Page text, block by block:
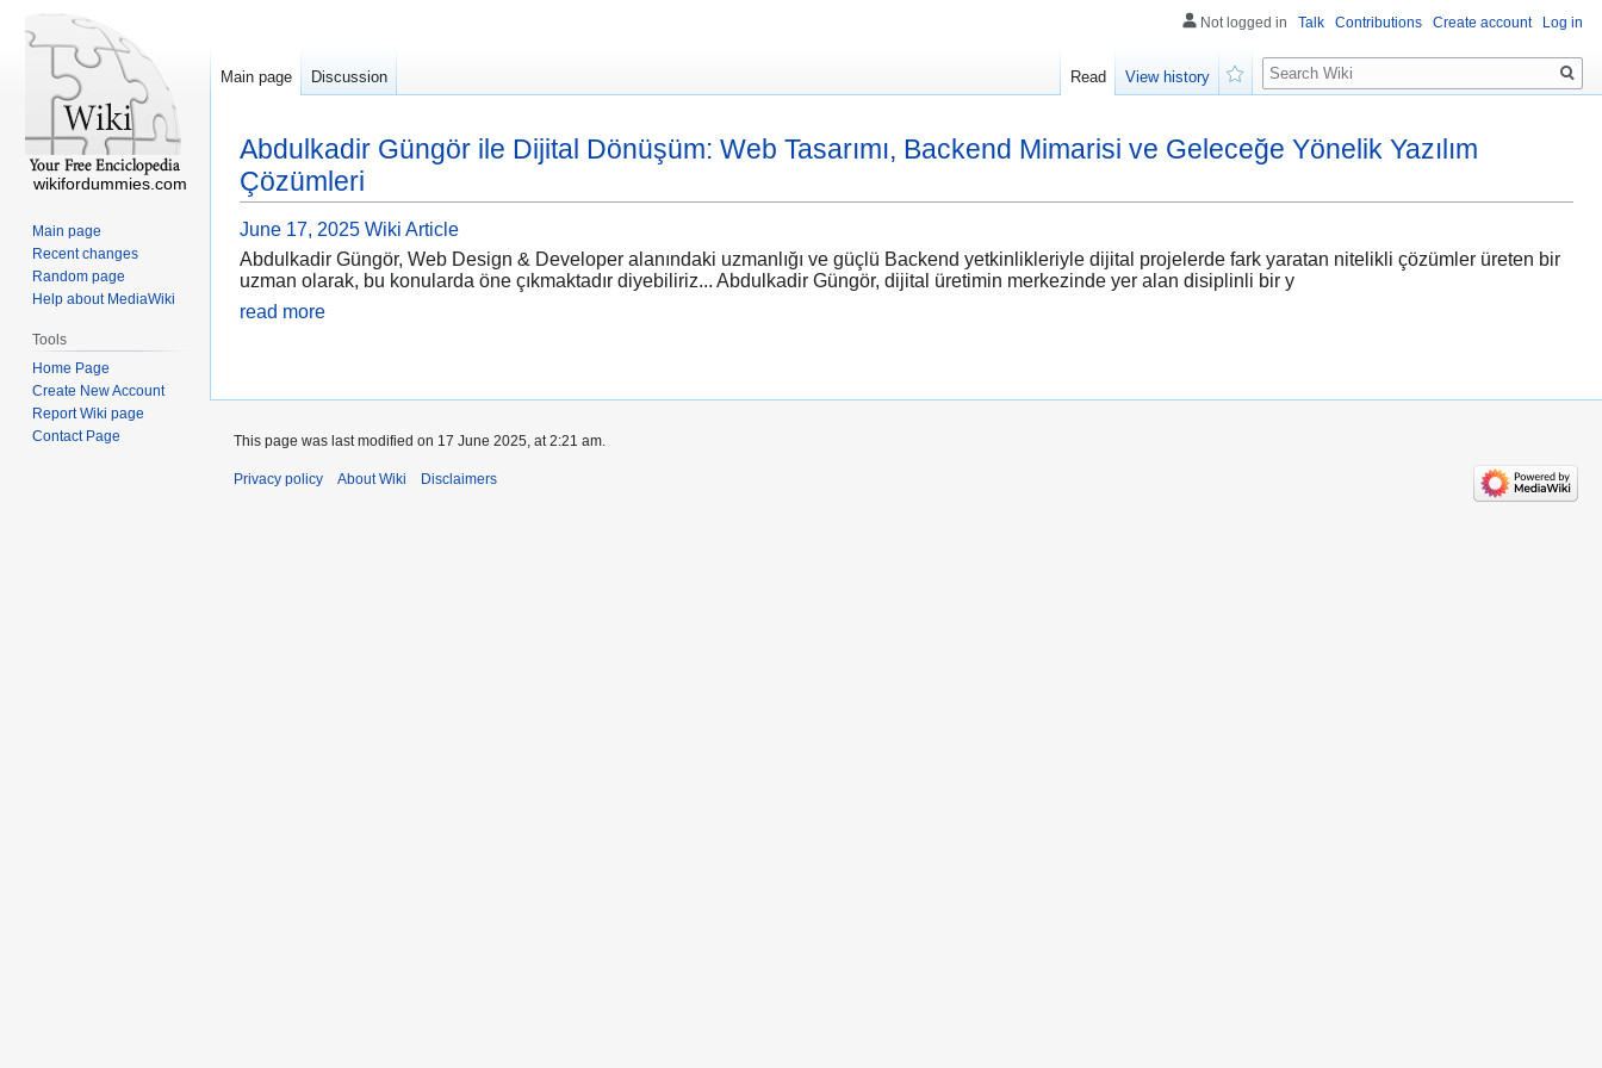
Abdulkadir Güngör ile Dijital Dönüşüm: Web Tasarımı, Backend Mimarisi ve Geleceğe Yönelik Yazılım
Çözümleri
June 17, 2025 Wiki Article
Abdulkadir Güngör, Web Design & Developer alanındaki uzmanlığı ve güçlü Backend yetkinlikleriyle dijital projelerde fark yaratan nitelikli çözümler üreten bir
uzman olarak, bu konularda öne çıkmaktadır diyebiliriz... Abdulkadir Güngör, dijital üretimin merkezinde yer alan disiplinli bir y
read more
Not logged in Talk Contributions Create account Log in
Main page Discussion Read
View history
Search
wikifordummies.com
Main page
Recent changes
Random page
Help about MediaWiki
Tools
Home Page
Create New Account
Report Wiki page
Contact Page
This page was last modified on 17 June 2025, at 2:21 am.
Privacy policy About Wiki Disclaimers